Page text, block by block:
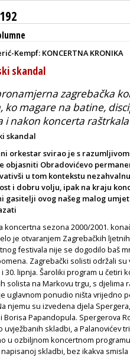
Kempf: KONCERTNA KRONIKA
skandal
zagrebačka
ko magare na batine,
i nakon koncerta
skandal
orkestar svirao je s
objasniti Obradovićevo
u tom kontekstu
i dobru volju, ipak na kraju
gasitelji ovog našeg malog
koncertna sezona 2000/2001.
je otvaranjem Zagrebačkih
festivala nije se dogodilo baš
Zagrebački solisti održali
30. lipnja. Šaroliki program u četiri
solista na Markovu trgu, s
uglavnom ponudio ništa vrijedno
njemu su izvedena djela
Borisa Papandopula. Spergerova
uvježbanih skladbi, a Palanovićev
u ozbiljnom koncertnom
skladbi, bez ikakva